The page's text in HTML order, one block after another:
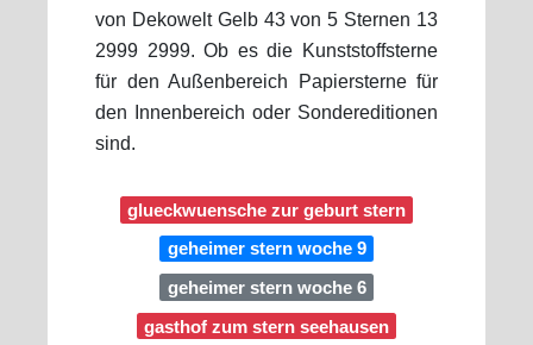
von Dekowelt Gelb 43 von 5 Sternen 13
2999 2999. Ob es die Kunststoffsterne
für den Außenbereich Papiersterne für
den Innenbereich oder Sondereditionen
sind.
glueckwuensche zur geburt stern
geheimer stern woche 9
geheimer stern woche 6
gasthof zum stern seehausen